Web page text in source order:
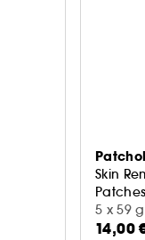
Skin
5 x 59 g
14,00